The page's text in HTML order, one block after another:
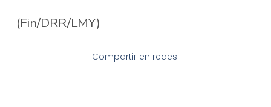
(Fin/DRR/LMY)
Compartir en redes: